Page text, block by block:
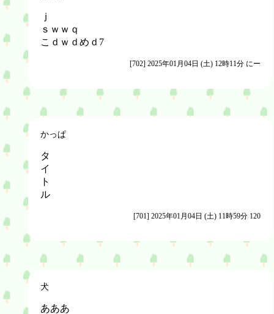
ｊ
ｓｗｗｑ
こｄｗｄめｄ7
[702] 2025年01月04日 (土) 12時11分 にー
かっぱ
タ
イ
ト
ル
[701] 2025年01月04日 (土) 11時59分 120
犬
あああ